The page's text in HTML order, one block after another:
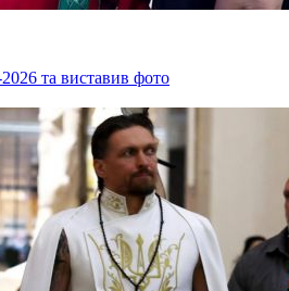
та виставив фото